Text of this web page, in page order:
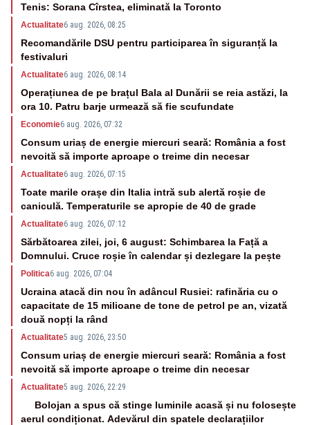
Tenis: Sorana Cîrstea, eliminată la Toronto
Actualitate6 aug. 2026, 08:25
Recomandările DSU pentru participarea în siguranță la
festivaluri
Actualitate6 aug. 2026, 08:14
Operațiunea de pe brațul Bala al Dunării se reia astăzi, la
ora 10. Patru barje urmează să fie scufundate
Economie6 aug. 2026, 07:32
Consum uriaș de energie miercuri seară: România a fost
nevoită să importe aproape o treime din necesar
Actualitate6 aug. 2026, 07:15
Toate marile orașe din Italia intră sub alertă roșie de
caniculă. Temperaturile se apropie de 40 de grade
Actualitate6 aug. 2026, 07:12
Sărbătoarea zilei, joi, 6 august: Schimbarea la Față a
Domnului. Cruce roșie în calendar și dezlegare la pește
Politica6 aug. 2026, 07:04
Ucraina atacă din nou în adâncul Rusiei: rafinăria cu o
capacitate de 15 milioane de tone de petrol pe an, vizată
două nopți la rând
Actualitate5 aug. 2026, 23:50
Consum uriaș de energie miercuri seară: România a fost
nevoită să importe aproape o treime din necesar
Actualitate5 aug. 2026, 22:29
Bolojan a spus că stinge luminile acasă și nu folosește
aerul condiționat. Adevărul din spatele declarațiilor